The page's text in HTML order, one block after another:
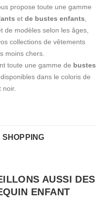
propose toute une gamme
et de bustes enfants,
de modèles selon les âges,
collections de vêtements
moins chers.
toute une gamme de bustes
dans le coloris de
noir.
AUSSI DES
ENFANT